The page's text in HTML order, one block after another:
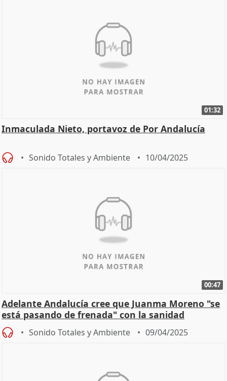
01:32
Inmaculada Nieto, portavoz de Por Andalucía
Sonido Totales y Ambiente 10/04/2025
00:47
Adelante Andalucía cree que Juanma Moreno "se
está pasando de frenada" con la sanidad
Sonido Totales y Ambiente 09/04/2025